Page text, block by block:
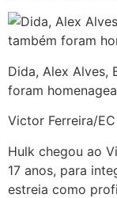
Dida, Alex Alves,
foram
Victor Ferreira/
Hulk chegou ao
17 anos, para
estreia como